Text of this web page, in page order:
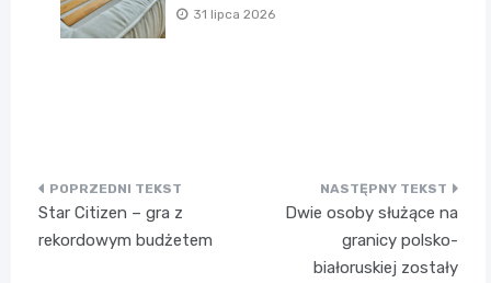
31 lipca 2026
Nawigacja
wpisu
Star Citizen – gra z
rekordowym budżetem
Dwie osoby służące na
granicy polsko-
białoruskiej zostały